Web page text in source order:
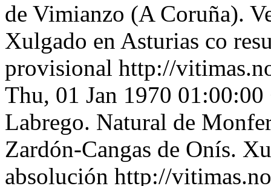
de Vimianzo (A Coruña).
Xulgado en Asturias co
provisional http://
Thu, 01 Jan 1970 01:00:00
Labrego. Natural de
Zardón-Cangas de Onís.
absolución http://